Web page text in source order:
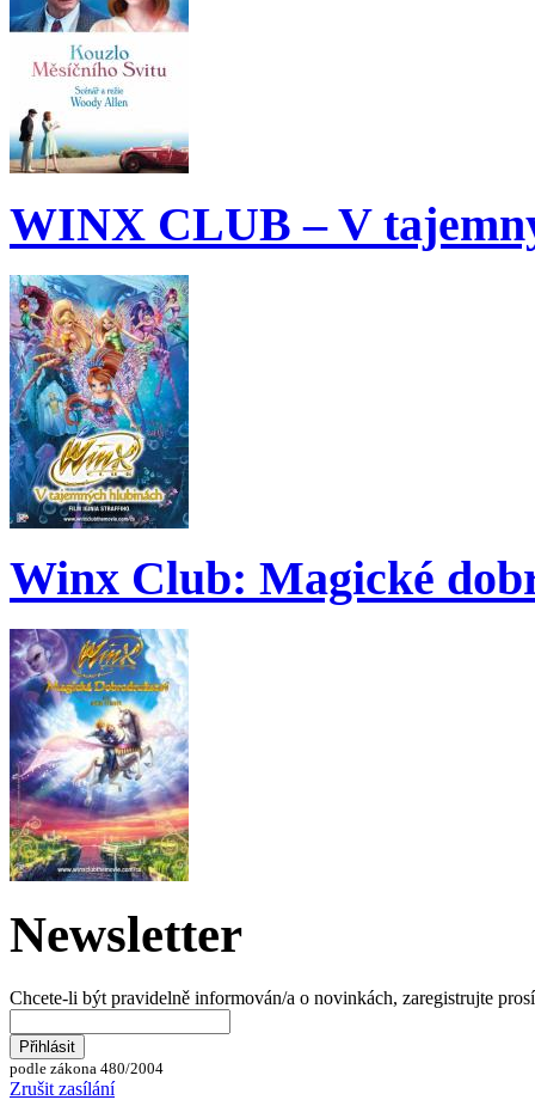
WINX CLUB – V
Winx Club: Magické
Newsletter
Chcete-li být pravidelně informován/a o novinkách, zaregistrujte
podle zákona 480/2004
Zrušit zasílání